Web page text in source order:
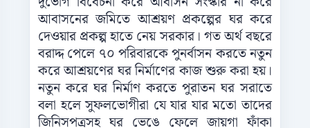
আবাসনের জমিতে আশ্রয়ণ প্রকল্পের ঘর করে
দেওয়ার প্রকল্প হাতে নেয় সরকার। গত অর্থ বছরে
বরাদ্দ পেলে ৭০ পরিবারকে পুনর্বাসন করতে নতুন
করে আশ্রয়ণের ঘর নির্মাণের কাজ শুরু করা হয়।
নতুন করে ঘর নির্মাণ করতে পুরাতন ঘর সরাতে
বলা হলে সুফলভোগীরা যে যার যার মতো তাদের
জিনিসপত্রসহ ঘর ভেঙে ফেলে জায়গা ফাঁকা